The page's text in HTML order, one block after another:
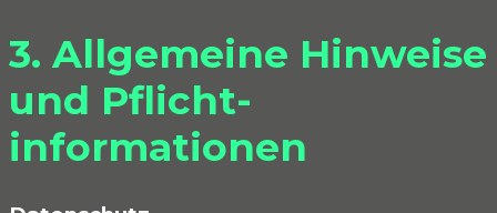
3. Allgemeine Hinweise
und Pflicht­
informationen